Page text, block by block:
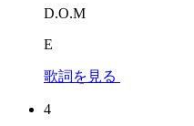
D.O.M
E
歌詞を見る
4